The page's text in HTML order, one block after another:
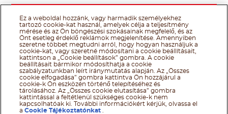
Ez a weboldal hozzánk, vagy harmadik személyekhez
tartozó cookie-kat használ, amelyek célja a teljesítmény
mérése és az Ön böngészési szokásainak megfelelő, és az
Önt esetleg érdeklő reklámok megjelenítése. Amennyiben
szeretne többet megtudni arról, hogy hogyan használjuk a
cookie-kat, vagy szeretné módosítani a cookie beállításait,
kattintson a „Cookie beállítások” gombra. A cookie
beállításait bármikor módosíthatja a cookie
szabályzatunkban leírt iránymutatás alapján. Az „Összes
cookie elfogadása” gombra kattintva Ön hozzájárul a
cookie-k Ön eszközén történő telepítéséhez és
tárolásához. Az „Összes cookie elutasítása” gombra
kattintással a feltétlenül szükséges cookie-k nem
kapcsolhatóak ki. További információkért kérjük, olvassa el
aCookie Tájékoztatónkat